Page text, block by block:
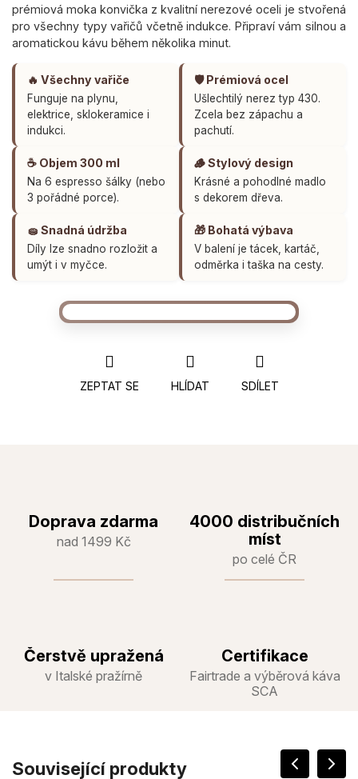
prémiová moka konvička z kvalitní nerezové oceli je stvořená
pro všechny typy vařičů včetně indukce. Připraví vám silnou a
aromatickou kávu během několika minut.
🔥 Všechny vařiče
Funguje na plynu,
elektrice, sklokeramice i
indukci.
🛡️ Prémiová ocel
Ušlechtilý nerez typ 430.
Zcela bez zápachu a
pachutí.
☕ Objem 300 ml
Na 6 espresso šálky (nebo
3 pořádné porce).
🪵 Stylový design
Krásné a pohodlné madlo
s dekorem dřeva.
🧽 Snadná údržba
Díly lze snadno rozložit a
umýt i v myčce.
🎁 Bohatá výbava
V balení je tácek, kartáč,
odměrka i taška na cesty.
ZEPTAT SE HLÍDAT SDÍLET
Doprava zdarma
nad 1499 Kč
4000 distribučních
míst
po celé ČR
Čerstvě upražená
v Italské pražírně
Certifikace
Fairtrade a výběrová káva
SCA
Související produkty